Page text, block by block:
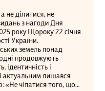
не ділитися, не
з нагоди Дня
року Щороку 22 січня
України.
земель понад
продовжують
ідентичність і
актуальним лишався
«Не чіпатися того, що...